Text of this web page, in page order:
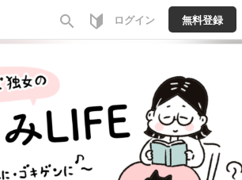
search ログイン 無料登録